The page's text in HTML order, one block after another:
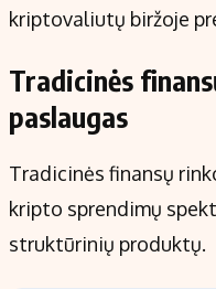
kriptovaliutų biržoje
Tradicinės
paslaugas
Tradicinės finansų
kripto sprendimų
struktūrinių produktų.